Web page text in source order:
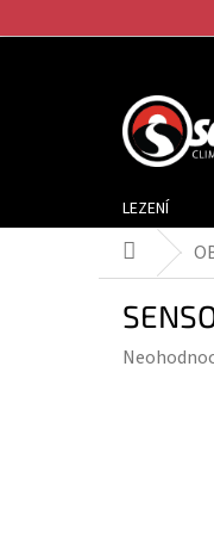
na
LEZENÍ
Domů
Průměrné